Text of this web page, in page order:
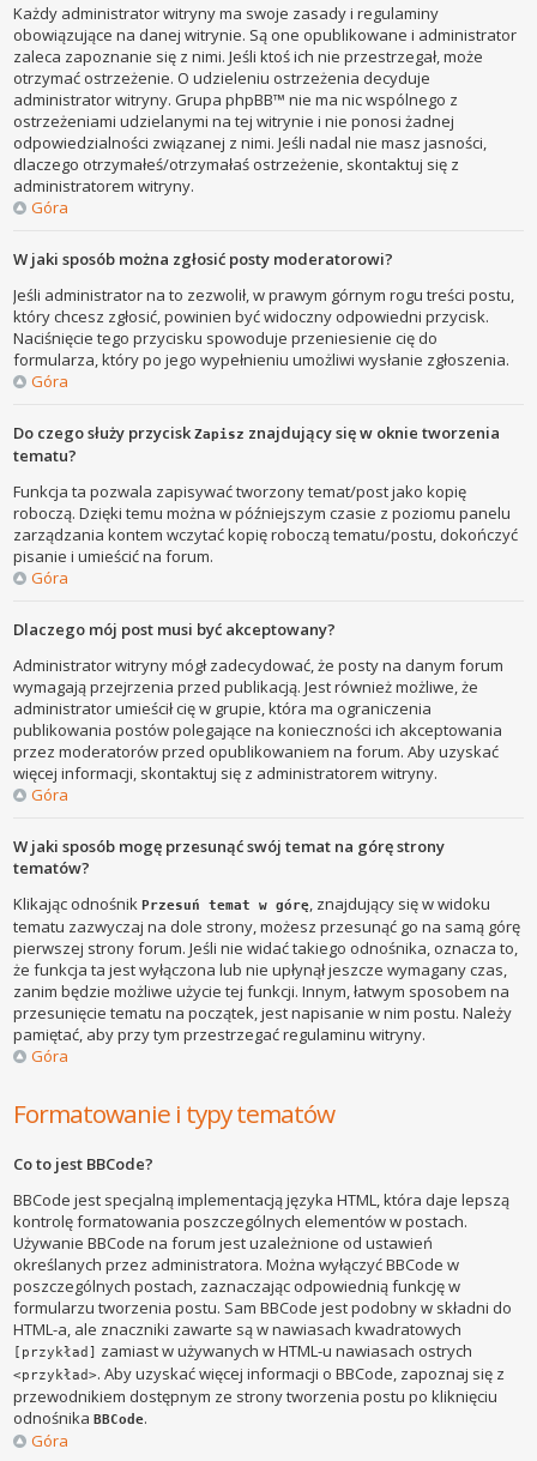
Każdy administrator witryny ma swoje zasady i regulaminy
obowiązujące na danej witrynie. Są one opublikowane i administrator
zaleca zapoznanie się z nimi. Jeśli ktoś ich nie przestrzegał, może
otrzymać ostrzeżenie. O udzieleniu ostrzeżenia decyduje
administrator witryny. Grupa phpBB™ nie ma nic wspólnego z
ostrzeżeniami udzielanymi na tej witrynie i nie ponosi żadnej
odpowiedzialności związanej z nimi. Jeśli nadal nie masz jasności,
dlaczego otrzymałeś/otrzymałaś ostrzeżenie, skontaktuj się z
administratorem witryny.
Góra
W jaki sposób można zgłosić posty moderatorowi?
Jeśli administrator na to zezwolił, w prawym górnym rogu treści postu,
który chcesz zgłosić, powinien być widoczny odpowiedni przycisk.
Naciśnięcie tego przycisku spowoduje przeniesienie cię do
formularza, który po jego wypełnieniu umożliwi wysłanie zgłoszenia.
Góra
Do czego służy przyciskZapisz znajdujący się w oknie tworzenia
tematu?
Funkcja ta pozwala zapisywać tworzony temat/post jako kopię
roboczą. Dzięki temu można w późniejszym czasie z poziomu panelu
zarządzania kontem wczytać kopię roboczą tematu/postu, dokończyć
pisanie i umieścić na forum.
Góra
Dlaczego mój post musi być akceptowany?
Administrator witryny mógł zadecydować, że posty na danym forum
wymagają przejrzenia przed publikacją. Jest również możliwe, że
administrator umieścił cię w grupie, która ma ograniczenia
publikowania postów polegające na konieczności ich akceptowania
przez moderatorów przed opublikowaniem na forum. Aby uzyskać
więcej informacji, skontaktuj się z administratorem witryny.
Góra
W jaki sposób mogę przesunąć swój temat na górę strony
tematów?
Klikając odnośnikPrzesuń temat w górę, znajdujący się w widoku
tematu zazwyczaj na dole strony, możesz przesunąć go na samą górę
pierwszej strony forum. Jeśli nie widać takiego odnośnika, oznacza to,
że funkcja ta jest wyłączona lub nie upłynął jeszcze wymagany czas,
zanim będzie możliwe użycie tej funkcji. Innym, łatwym sposobem na
przesunięcie tematu na początek, jest napisanie w nim postu. Należy
pamiętać, aby przy tym przestrzegać regulaminu witryny.
Góra
Formatowanie i typy tematów
Co to jest BBCode?
BBCode jest specjalną implementacją języka HTML, która daje lepszą
kontrolę formatowania poszczególnych elementów w postach.
Używanie BBCode na forum jest uzależnione od ustawień
określanych przez administratora. Można wyłączyć BBCode w
poszczególnych postach, zaznaczając odpowiednią funkcję w
formularzu tworzenia postu. Sam BBCode jest podobny w składni do
HTML-a, ale znaczniki zawarte są w nawiasach kwadratowych
[przykład] zamiast w używanych w HTML-u nawiasach ostrych
<przykład>. Aby uzyskać więcej informacji o BBCode, zapoznaj się z
przewodnikiem dostępnym ze strony tworzenia postu po kliknięciu
odnośnikaBBCode.
Góra